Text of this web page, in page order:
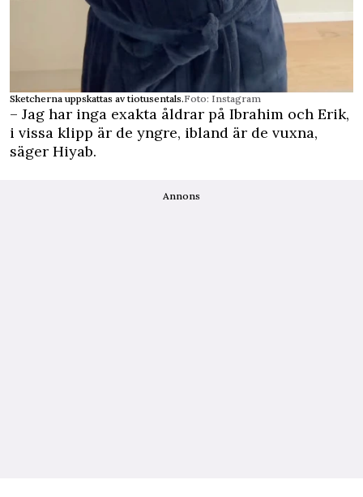
Sketcherna uppskattas av tiotusentals.Foto: Instagram
– Jag har inga exakta åldrar på Ibrahim och Erik,
i vissa klipp är de yngre, ibland är de vuxna,
säger Hiyab.
Annons